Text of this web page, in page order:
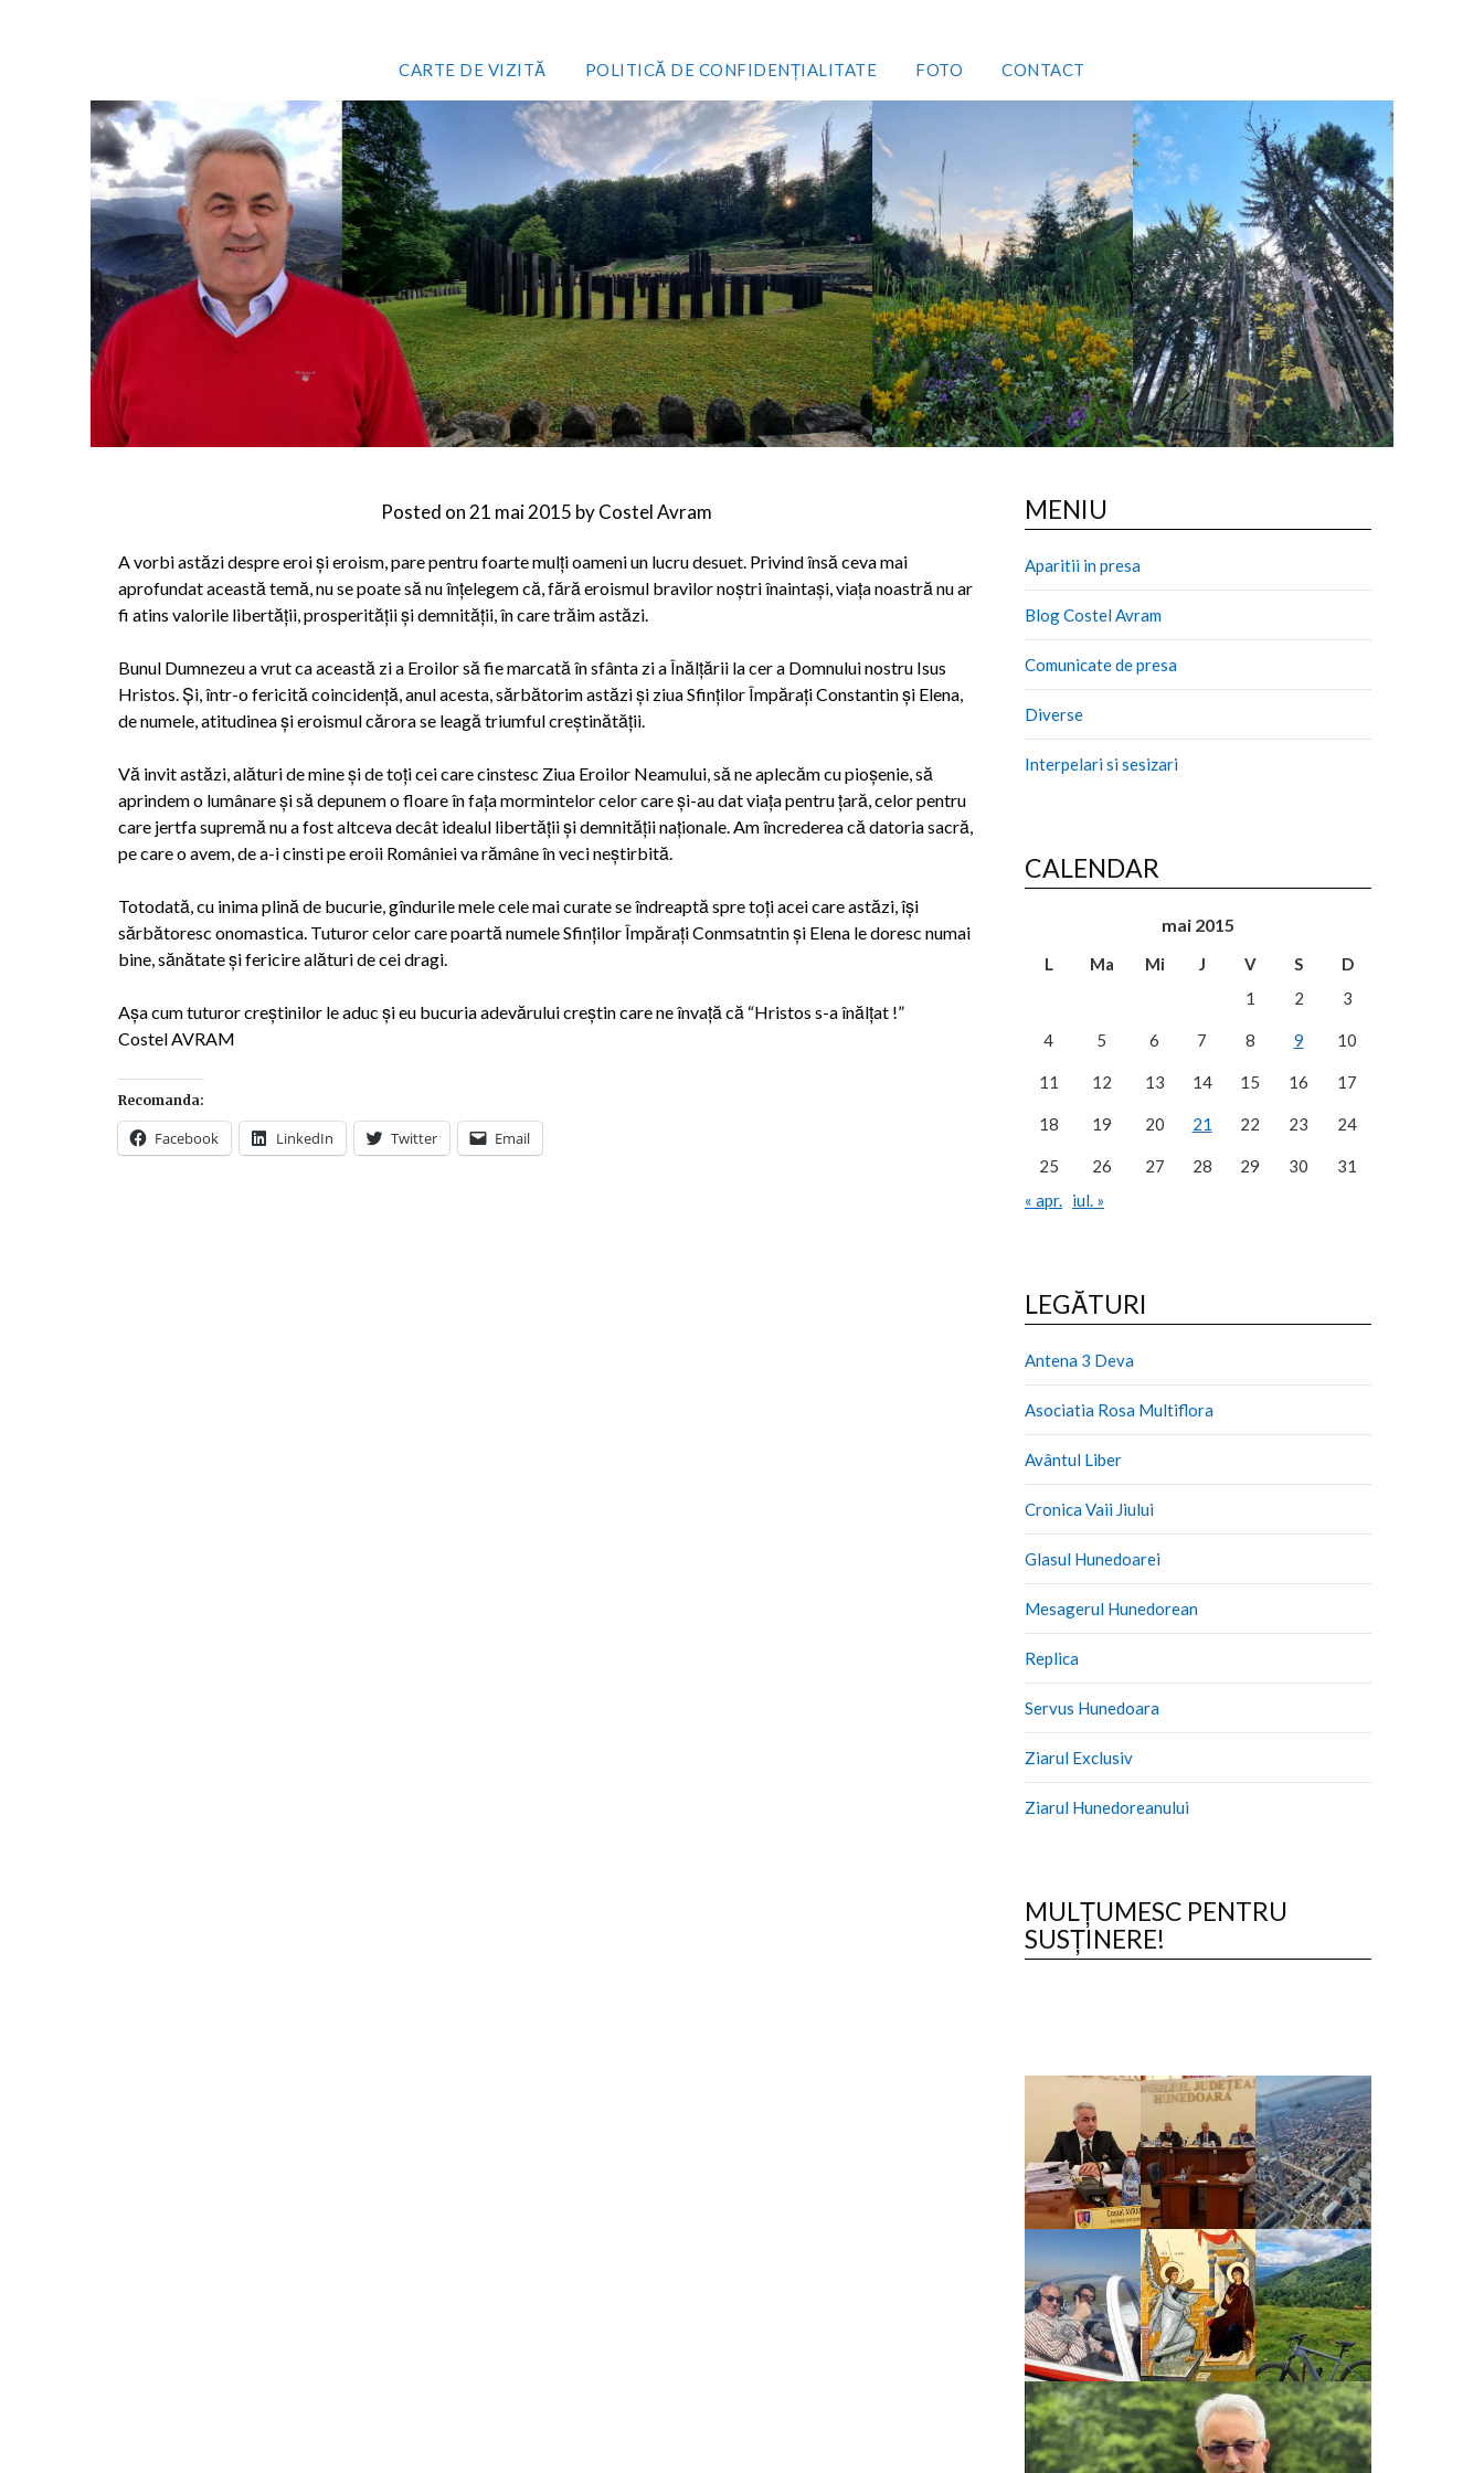
CARTE DE VIZITĂ POLITICĂ DE CONFIDENȚIALITATE FOTO CONTACT
Posted on 21 mai 2015 byCostel Avram
A vorbi astăzi despre eroi şi eroism, pare pentru foarte mulţi oameni un lucru desuet. Privind însă ceva mai
aprofundat această temă, nu se poate să nu înţelegem că, fără eroismul bravilor noştri înaintaşi, viaţa noastră nu ar
fi atins valorile libertăţii, prosperităţii şi demnităţii, în care trăim astăzi.
Bunul Dumnezeu a vrut ca această zi a Eroilor să fie marcată în sfânta zi a Înălţării la cer a Domnului nostru Isus
Hristos. Şi, într-o fericită coincidenţă, anul acesta, sărbătorim astăzi şi ziua Sfinţilor Împăraţi Constantin şi Elena,
de numele, atitudinea şi eroismul cărora se leagă triumful creştinătăţii.
Vă invit astăzi, alături de mine şi de toţi cei care cinstesc Ziua Eroilor Neamului, să ne aplecăm cu pioşenie, să
aprindem o lumânare şi să depunem o floare în faţa mormintelor celor care şi-au dat viaţa pentru ţară, celor pentru
care jertfa supremă nu a fost altceva decât idealul libertăţii şi demnităţii naţionale. Am încrederea că datoria sacră,
pe care o avem, de a-i cinsti pe eroii României va rămâne în veci neştirbită.
Totodată, cu inima plină de bucurie, gîndurile mele cele mai curate se îndreaptă spre toţi acei care astăzi, îşi
sărbătoresc onomastica. Tuturor celor care poartă numele Sfinţilor Împăraţi Conmsatntin şi Elena le doresc numai
bine, sănătate şi fericire alături de cei dragi.
Aşa cum tuturor creştinilor le aduc şi eu bucuria adevărului creştin care ne învaţă că “Hristos s-a înălţat !”
Costel AVRAM
Recomanda:
Facebook LinkedIn Twitter Email
MENIU
Aparitii in presa
Blog Costel Avram
Comunicate de presa
Diverse
Interpelari si sesizari
CALENDAR
mai 2015
L Ma Mi J V S
D
1
2 3
4 5 6 7 8 9 10
11 12 13 14 15 16 17
18 19 20 21 22 23 24
25 26 27 28 29 30
31
« apr. iul. »
LEGĂTURI
Antena 3 Deva
Asociatia Rosa Multiflora
Avântul Liber
Cronica Vaii Jiului
Glasul Hunedoarei
Mesagerul Hunedorean
Replica
Servus Hunedoara
Ziarul Exclusiv
Ziarul Hunedoreanului
MULȚUMESC PENTRU
SUSȚINERE!